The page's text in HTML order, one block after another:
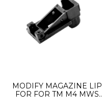
MODIFY MAGAZINE LIP
FOR FOR TM M4 MWS